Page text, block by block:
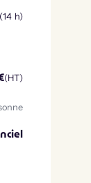
(14 h)
(HT)